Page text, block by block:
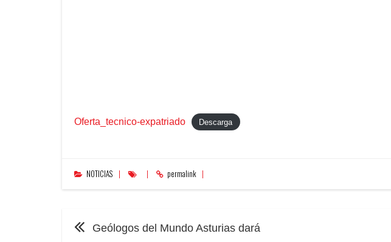
Oferta_tecnico-expatriado Descarga
NOTICIAS permalink
NAVEGACIÓN
Geólogos del Mundo Asturias dará